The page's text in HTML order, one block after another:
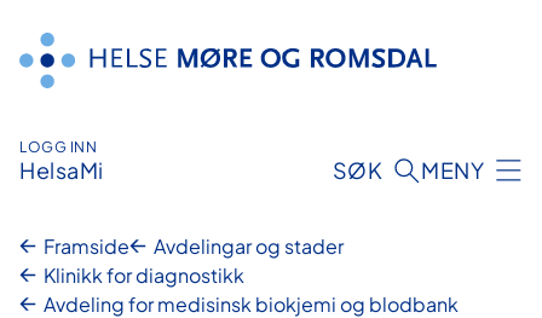
innhald
LOGG INN
HelsaMi SØK MENY
Framside
Avdelingar og stader
Klinikk for diagnostikk
Avdeling for medisinsk biokjemi og blodbank